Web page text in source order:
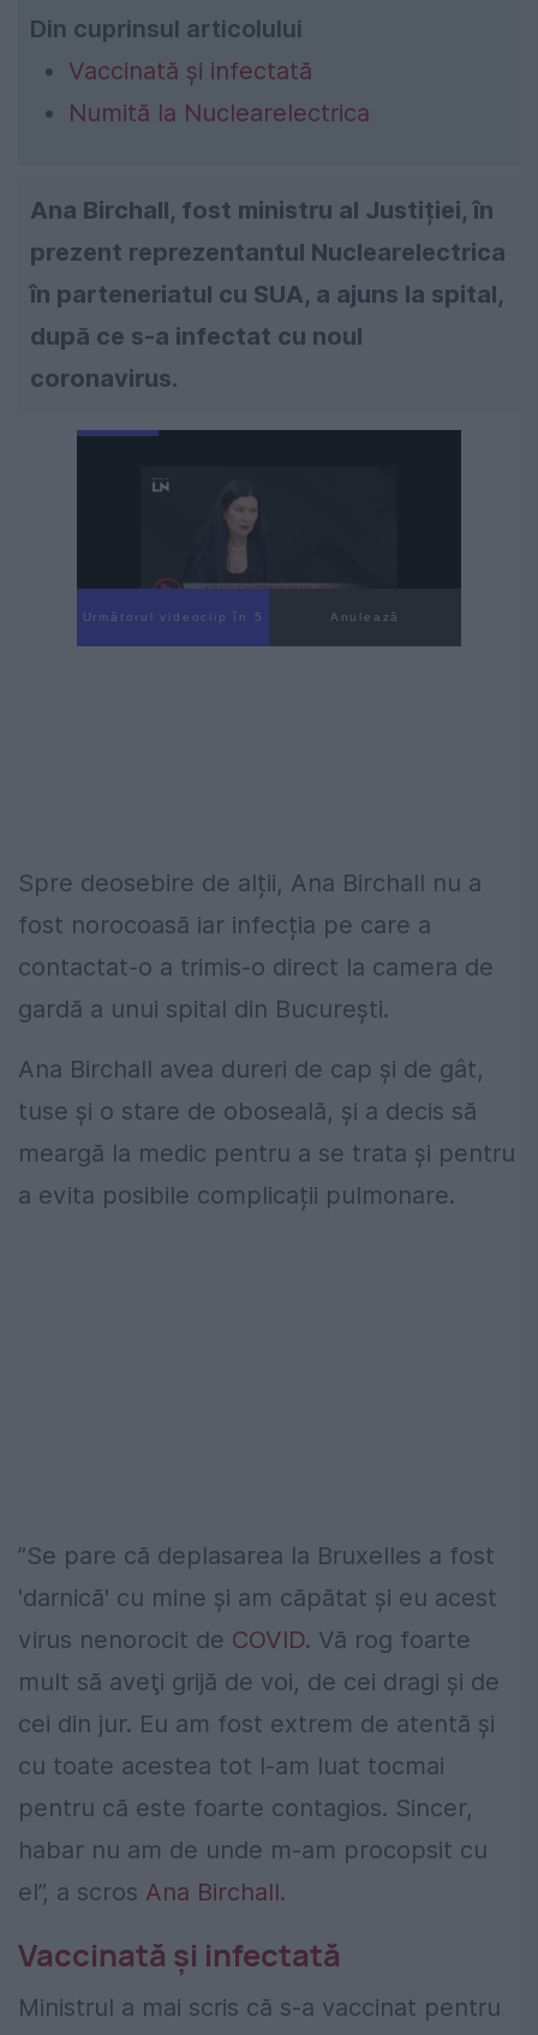
Din cuprinsul articolului
Vaccinată și infectată
Numită la Nuclearelectrica
Ana Birchall, fost ministru al Justiției, în
prezent reprezentantul Nuclearelectrica
în parteneriatul cu SUA, a ajuns la spital,
după ce s-a infectat cu noul
coronavirus.
Următorul videoclip în 4 Anulează
Spre deosebire de alții, Ana Birchall nu a
fost norocoasă iar infecția pe care a
contactat-o a trimis-o direct la camera de
gardă a unui spital din București.
Ana Birchall avea dureri de cap şi de gât,
tuse şi o stare de oboseală, și a decis să
meargă la medic pentru a se trata și pentru
a evita posibile complicații pulmonare.
”Se pare că deplasarea la Bruxelles a fost
'darnică' cu mine şi am căpătat şi eu acest
virus nenorocit de COVID. Vă rog foarte
mult să aveţi grijă de voi, de cei dragi şi de
cei din jur. Eu am fost extrem de atentă şi
cu toate acestea tot l-am luat tocmai
pentru că este foarte contagios. Sincer,
habar nu am de unde m-am procopsit cu
el”, a scros Ana Birchall.
Vaccinată și infectată
Ministrul a mai scris că s-a vaccinat pentru